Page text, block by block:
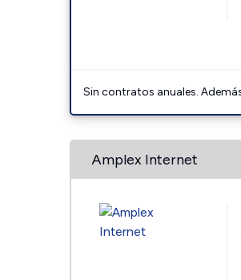
Sin contratos anuales.
Amplex Internet